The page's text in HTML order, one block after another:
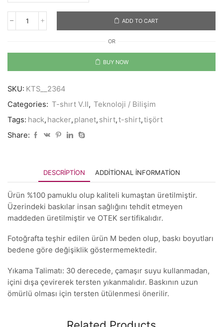
Hack
v2
ADD TO CART
OR
BUY NOW
SKU: KTS__2364
Categories: T-shırt V.II, Teknoloji / Bilişim
Tags: hack, hacker, planet, shirt,t-shirt,tişört
Share:
DESCRIPTION ADDITIONAL INFORMATION
Ürün %100 pamuklu olup kaliteli kumaştan üretilmiştir.
Üzerindeki baskılar insan sağlığını tehdit etmeyen
maddeden üretilmiştir ve OTEK sertifikalıdır.
Fotoğrafta teşhir edilen ürün M beden olup, baskı boyutları
bedene göre değişiklik göstermemektedir.
Yıkama Talimatı: 30 derecede, çamaşır suyu kullanmadan,
içini dışa çevirerek tersten yıkanmalıdır. Baskının uzun
ömürlü olması için tersten ütülenmesi önerilir.